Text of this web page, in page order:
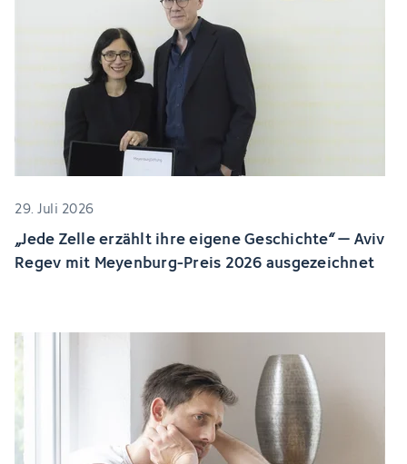
29. Juli 2026
„Jede Zelle erzählt ihre eigene Geschichte“ – Aviv
Regev mit Meyenburg-Preis 2026 ausgezeichnet